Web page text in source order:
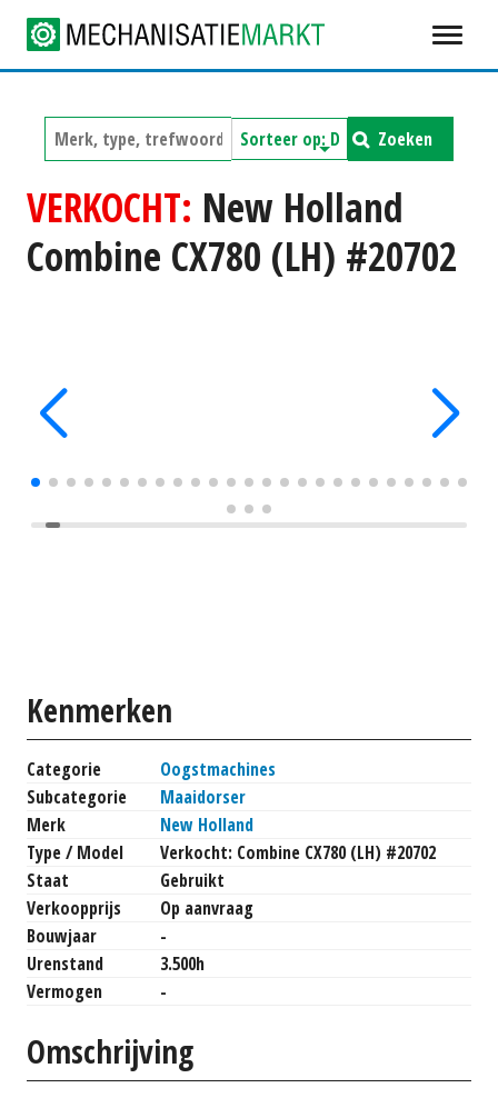
Zoeken
VERKOCHT: New Holland
Combine CX780 (LH) #20702
Kenmerken
Categorie
Oogstmachines
Subcategorie
Maaidorser
Merk
New Holland
Type / Model
Verkocht: Combine CX780 (LH) #20702
Staat
Gebruikt
Verkoopprijs
Op aanvraag
Bouwjaar
-
Urenstand
3.500h
Vermogen
-
Omschrijving